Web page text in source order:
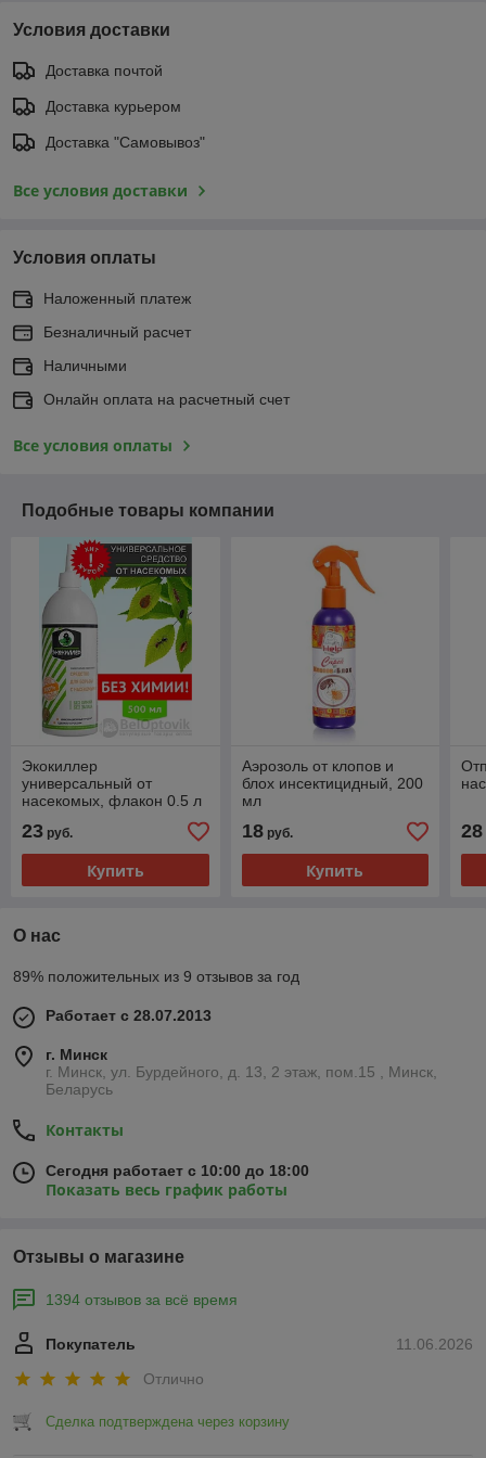
Условия доставки
Доставка почтой
Доставка курьером
Доставка "Самовывоз"
Все условия доставки
Условия оплаты
Наложенный платеж
Безналичный расчет
Наличными
Онлайн оплата на расчетный счет
Все условия оплаты
Подобные товары компании
Экокиллер
универсальный от
насекомых, флакон 0.5 л
23 руб.
Купить
Аэрозоль от клопов и
блох инсектицидный, 200
мл
18руб.
Купить
28
О нас
89% положительных из 9 отзывов за год
Работает с 28.07.2013
г. Минск
г. Минск, ул. Бурдейного, д. 13, 2 этаж, пом.15 , Минск,
Беларусь
Контакты
Сегодня работает с 10:00 до 18:00
Показать весь график работы
Отзывы о магазине
1394 отзывов за всё время
11.06.2026
Покупатель
Отлично
Сделка подтверждена через корзину